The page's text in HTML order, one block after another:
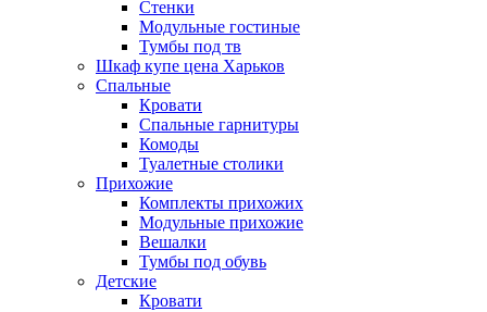
Стенки
Модульные гостиные
Тумбы под тв
Шкаф купе цена Харьков
Спальные
Кровати
Спальные гарнитуры
Комоды
Туалетные столики
Прихожие
Комплекты прихожих
Модульные прихожие
Вешалки
Тумбы под обувь
Детские
Кровати